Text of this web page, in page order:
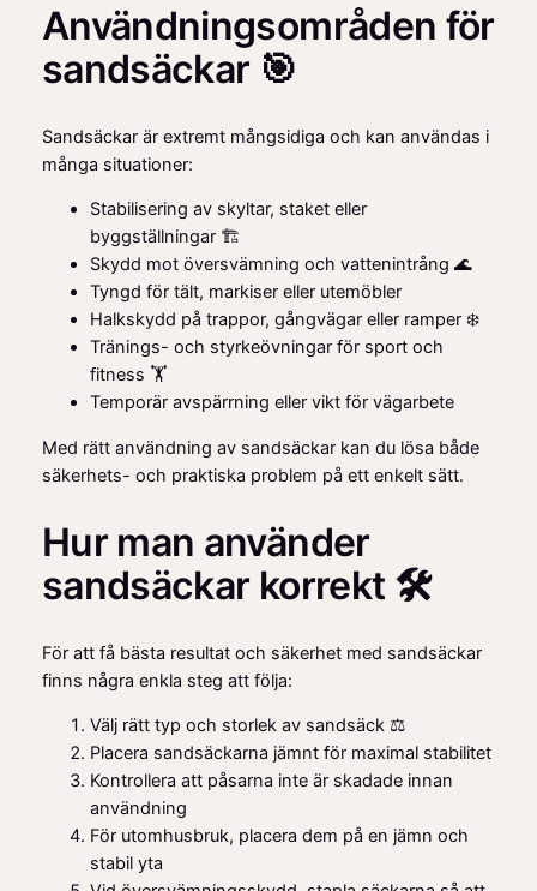
Användningsområden för
sandsäckar 🎯
Sandsäckar är extremt mångsidiga och kan användas i
många situationer:
Stabilisering av skyltar, staket eller
byggställningar 🏗️
Skydd mot översvämning och vattenintrång 🌊
Tyngd för tält, markiser eller utemöbler
Halkskydd på trappor, gångvägar eller ramper ❄️
Tränings- och styrkeövningar för sport och
fitness 🏋️
Temporär avspärrning eller vikt för vägarbete
Med rätt användning av sandsäckar kan du lösa både
säkerhets- och praktiska problem på ett enkelt sätt.
Hur man använder
sandsäckar korrekt 🛠️
För att få bästa resultat och säkerhet med sandsäckar
finns några enkla steg att följa:
Välj rätt typ och storlek av sandsäck ⚖️
Placera sandsäckarna jämnt för maximal stabilitet
Kontrollera att påsarna inte är skadade innan
användning
För utomhusbruk, placera dem på en jämn och
stabil yta